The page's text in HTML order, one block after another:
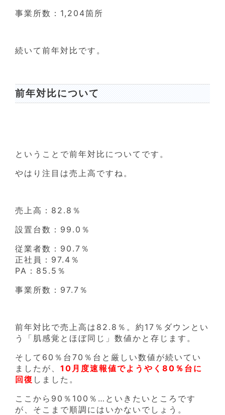
事業所数：1,204箇所
続いて前年対比です。
前年対比について
ということで前年対比についてです。
やはり注目は売上高ですね。
売上高：82.8％
設置台数：99.0％
従業者数：90.7％
正社員：97.4％
PA：85.5％
事業所数：97.7％
前年対比で売上高は82.8％。約17％ダウンとい
う「肌感覚とほぼ同じ」数値かと存じます。
そして60％台70％台と厳しい数値が続いてい
ましたが、 10月度速報値でようやく80％台に
回復 しました。
ここから90％100％…といきたいところです
が、そこまで順調にはいかないでしょう。